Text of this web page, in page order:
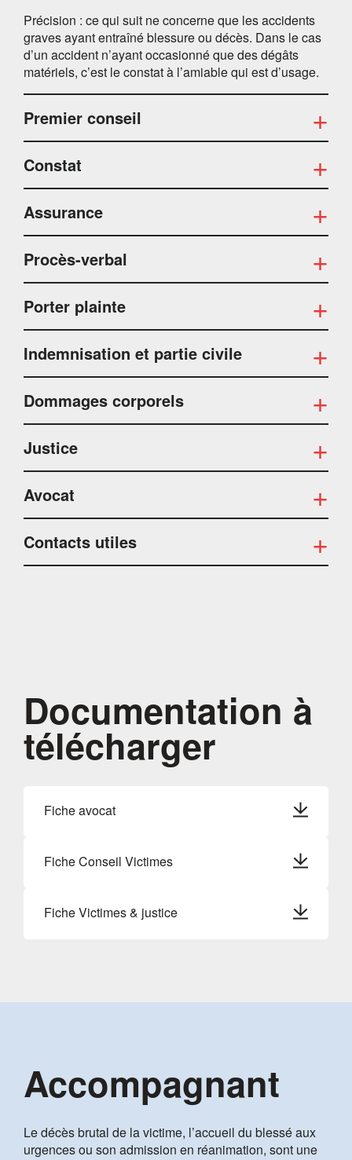
Précision : ce qui suit ne concerne que les accidents
graves ayant entraîné blessure ou décès. Dans le cas
d’un accident n’ayant occasionné que des dégâts
matériels, c’est le constat à l’amiable qui est d’usage.
Premier conseil
Constat
Assurance
Procès-verbal
Porter plainte
Indemnisation et partie civile
Dommages corporels
Justice
Avocat
Contacts utiles
Documentation à
télécharger
Fiche avocat
Fiche Conseil Victimes
Fiche Victimes & justice
Accompagnant
Le décès brutal de la victime, l’accueil du blessé aux
urgences ou son admission en réanimation, sont une